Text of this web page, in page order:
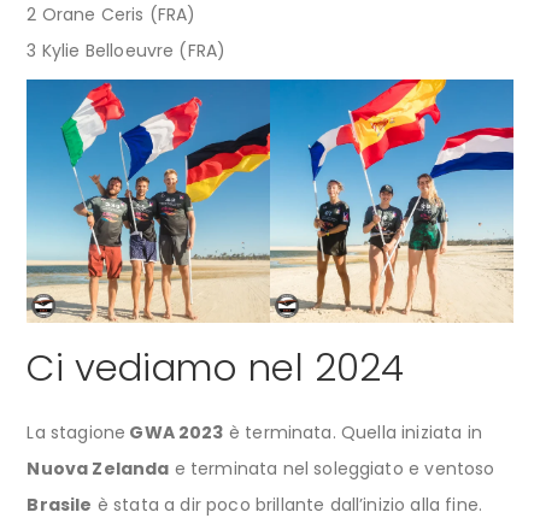
2 Orane Ceris (FRA)
3 Kylie Belloeuvre (FRA)
Ci vediamo nel 2024
La stagione GWA 2023 è terminata. Quella iniziata in
Nuova Zelanda e terminata nel soleggiato e ventoso
Brasile è stata a dir poco brillante dall’inizio alla fine.